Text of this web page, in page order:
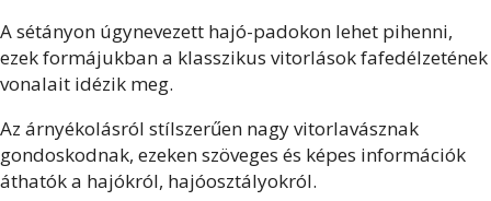
A sétányon úgynevezett hajó-padokon lehet pihenni,
ezek formájukban a klasszikus vitorlások fafedélzetének
vonalait idézik meg.
Az árnyékolásról stílszerűen nagy vitorlavásznak
gondoskodnak, ezeken szöveges és képes információk
áthatók a hajókról, hajóosztályokról.